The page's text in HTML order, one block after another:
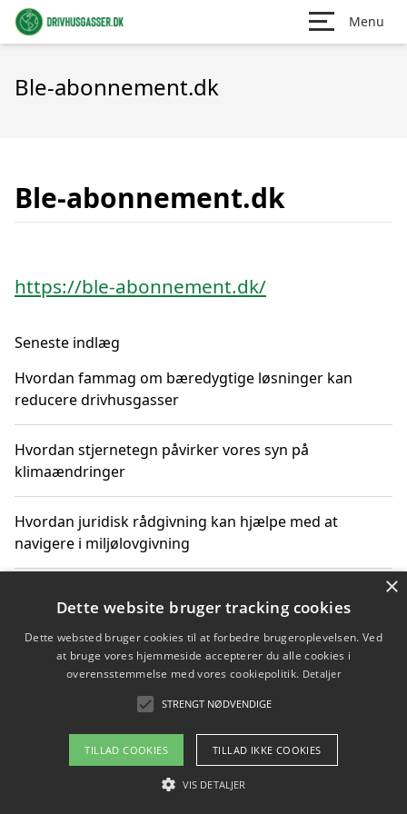
Menu
Ble-abonnement.dk
Ble-abonnement.dk
https://ble-abonnement.dk/
Seneste indlæg
Hvordan fammag om bæredygtige løsninger kan
reducere drivhusgasser
Hvordan stjernetegn påvirker vores syn på
klimaændringer
Hvordan juridisk rådgivning kan hjælpe med at
navigere i miljølovgivning
Hvordan spil og underholdning online kan inspirere til
bæredygtige valg
Køb produkter i danske webshops for at spare på
transport og nedbringe CO2-udledning
Copyright 2026 - Pilanto Aps
Om / kontakt
×
Dette website bruger tracking cookies
Dette websted bruger cookies til at forbedre brugeroplevelsen. Ved
at bruge vores hjemmeside accepterer du alle cookies i
overensstemmelse med vores cookiepolitik. Detaljer
STRENGT NØDVENDIGE
TILLAD COOKIES TILLAD IKKE COOKIES
VIS DETALJER